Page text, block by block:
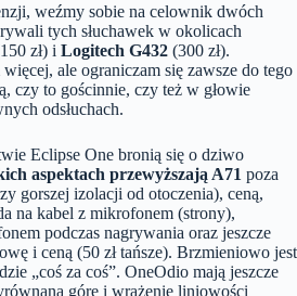
weźmy sobie na celownik dwóch
tych słuchawek w okolicach
zł) i Logitech G432 (300 zł).
ale ograniczam się zawsze do tego
czy to gościnnie, czy też w głowie
odsłuchach.
Eclipse One bronią się o dziwo
aspektach przewyższają A71 poza
gorszej izolacji od otoczenia), ceną,
na kabel z mikrofonem (strony),
podczas nagrywania oraz jeszcze
i ceną (50 zł tańsze). Brzmieniowo jest
„coś za coś”. OneOdio mają jeszcze
górę i wrażenie liniowości